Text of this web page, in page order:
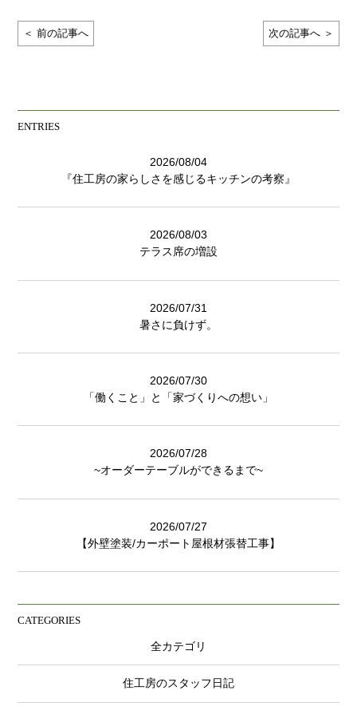
＜ 前の記事へ 次の記事へ ＞
ENTRIES
2026/08/04
『住工房の家らしさを感じるキッチンの考察』
2026/08/03
テラス席の増設
2026/07/31
暑さに負けず。
2026/07/30
「働くこと」と「家づくりへの想い」
2026/07/28
~オーダーテーブルができるまで~
2026/07/27
【外壁塗装/カーポート屋根材張替工事】
CATEGORIES
全カテゴリ
住工房のスタッフ日記